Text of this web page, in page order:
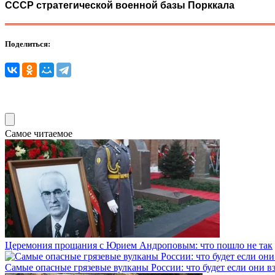
СССР стратегической военной базы Порккала
Поделиться:
Самое читаемое
Церемония прощания с Юрием Андроповым: что пошло не так
Самые опасные грязевые вулканы России: что будет если они